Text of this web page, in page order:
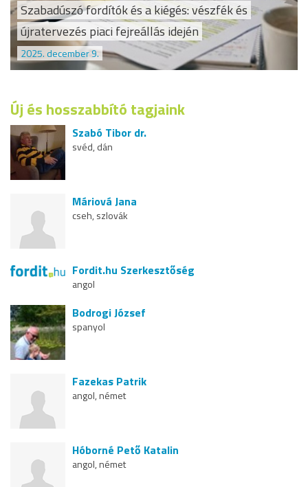
Szabadúszó fordítók és a kiégés: vészfék és
újratervezés piaci fejreállás idején
2025. december 9.
Új és hosszabbító tagjaink
Szabó Tibor dr.
svéd, dán
Máriová Jana
cseh, szlovák
Fordit.hu Szerkesztőség
angol
Bodrogi József
spanyol
Fazekas Patrik
angol, német
Hóborné Pető Katalin
angol, német